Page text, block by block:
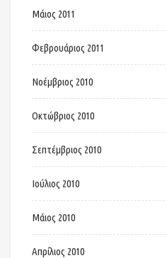
Μάιος 2011
Φεβρουάριος 2011
Νοέμβριος 2010
Οκτώβριος 2010
Σεπτέμβριος 2010
Ιούλιος 2010
Μάιος 2010
Απρίλιος 2010